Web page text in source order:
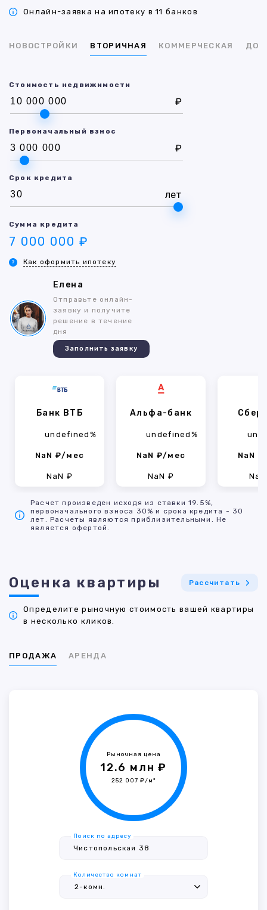
Онлайн-заявка на ипотеку в 11 банков
НОВОСТРОЙКИ ВТОРИЧНАЯ КОММЕРЧЕСКАЯ ДОМ
Стоимость недвижимости
₽
Первоначальный взнос
₽
Срок кредита
лет
Сумма кредита
7 000 000 ₽
Как оформить ипотеку
Елена
Отправьте онлайн-
заявку и получите
решение в течение
дня
Заполнить заявку
Банк ВТБ
undefined%
NaN ₽/мес
NaN ₽
Альфа-банк
undefined%
NaN ₽/мес
NaN ₽
NaN
Расчет произведен исходя из ставки 19.5%,
первоначального взноса 30% и срока кредита - 30
лет. Расчеты являются приблизительными. Не
является офертой.
Оценка квартиры Рассчитать
Определите рыночную стоимость вашей квартиры
в несколько кликов.
ПРОДАЖА АРЕНДА
Рыночная цена
12.6 млн ₽
252 007 ₽/м²
Поиск по адресу
Количество комнат